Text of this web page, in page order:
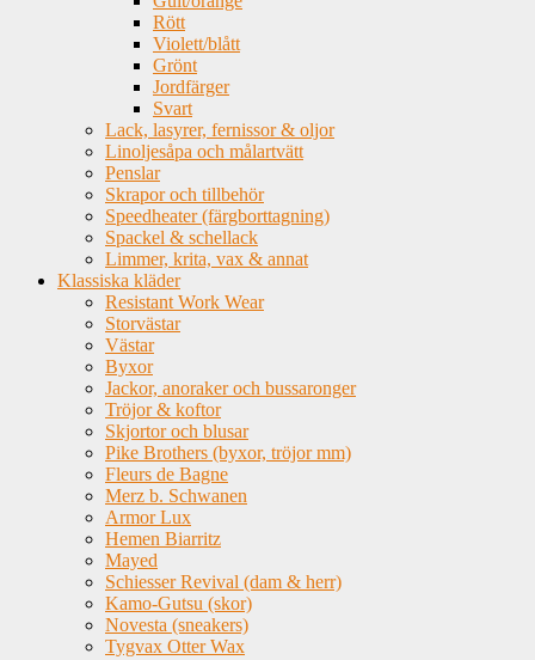
Rött
Violett/blått
Grönt
Jordfärger
Svart
Lack, lasyrer, fernissor & oljor
Linoljesåpa och målartvätt
Penslar
Skrapor och tillbehör
Speedheater (färgborttagning)
Spackel & schellack
Limmer, krita, vax & annat
Klassiska kläder
Resistant Work Wear
Storvästar
Västar
Byxor
Jackor, anoraker och bussaronger
Tröjor & koftor
Skjortor och blusar
Pike Brothers (byxor, tröjor mm)
Fleurs de Bagne
Merz b. Schwanen
Armor Lux
Hemen Biarritz
Mayed
Schiesser Revival (dam & herr)
Kamo-Gutsu (skor)
Novesta (sneakers)
Tygvax Otter Wax